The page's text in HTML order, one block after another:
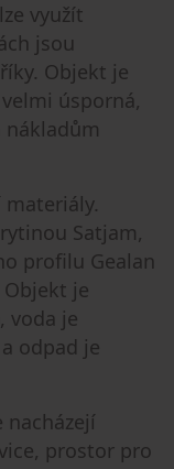
využít
jsou
Objekt je
úsporná,
nákladům
Satjam,
profilu Gealan
je
voda je
odpad je
nacházejí
prostor pro